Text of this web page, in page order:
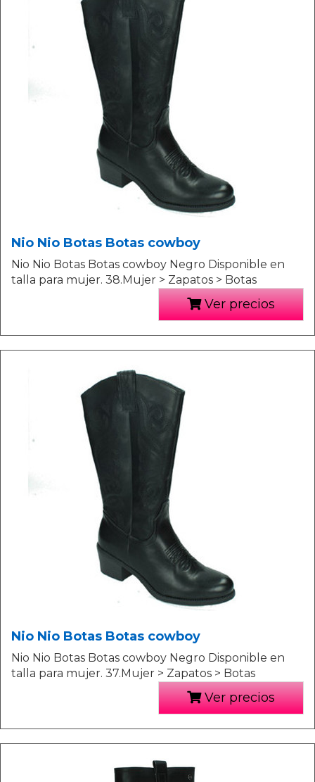
Nio Nio Botas Botas cowboy
Nio Nio Botas Botas cowboy Negro Disponible en
talla para mujer. 38.Mujer > Zapatos > Botas
Ver precios
Nio Nio Botas Botas cowboy
Nio Nio Botas Botas cowboy Negro Disponible en
talla para mujer. 37.Mujer > Zapatos > Botas
Ver precios